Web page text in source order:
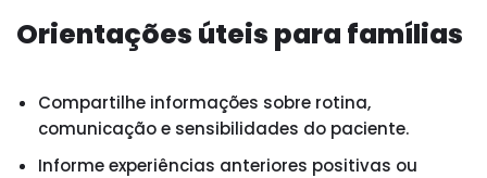
Orientações úteis para famílias
Compartilhe informações sobre rotina,
comunicação e sensibilidades do paciente.
Informe experiências anteriores positivas ou